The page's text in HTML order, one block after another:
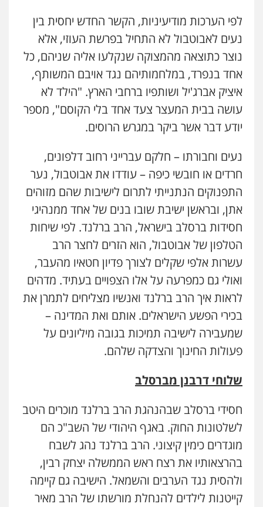
לפי הערכות מודיעיניות, הקשר החדש יחסית בין
נעים לאבוטבול לא התחיל בפרשת העוזי, אלא
נוצר כתוצאה מהמצוקה שנקלעו אליה שניהם, כל
אחד בנפרד, במלחמותיהם נגד אויבם המשותף,
איציק אברג'יל ושותפיו ברחבי הארץ. "הילד לא
עושה בבית המעצר צעד אחד בלי הקוסם", מספר
יודע דבר אשר ביקר במגרש הרוסים.
נעים וחבורתו – חלקם עברייני רחוב דלפונים,
חרדים או חובשי כיפה – עודדו את אבוטבול, נער
התפנוקים הנתנייתי לתרום לישיבות שהם מזוהים
אתן, ובראשן ישיבת שובו בנים של אחד ממנהיגי
חסידות ברסלב בישראל, הרב ברלנד. לפי שיחות
הטלפון של אבוטבול, הוא הזרים לחצר הרב
עשרות אלפי שקלים לצורך פדיון חטאיו מהעבר,
ואולי גם כמפרעה על אלו הצפויים בעתיד. מדהים
לראות איך הרב ברלנד ואנשיו מצליחים לתמרן את
בכירי הפשע הישראלים. אותם ואת המדינה –
שמעבירה לישיבה תמיכות בגובה מיליונים על
פעולות החינוך והצדקה שלהם.
שלוחי דרבנן מברסלב
חסידי ברסלב שבהנהגת הרב ברלנד מוכרים היטב
לשלטונות החוק. באגף היהודי של השב"כ הם
מוגדרים כימין קיצוני. הרב ברלנד נהג לשבח
בהרצאותיו את רצח ראש הממשלה יצחק רבין,
ולהסית נגד הערבים והשמאל. הישיבה גם קיימה
קייטנות לילדים להנחלת מורשתו של הרב מאיר